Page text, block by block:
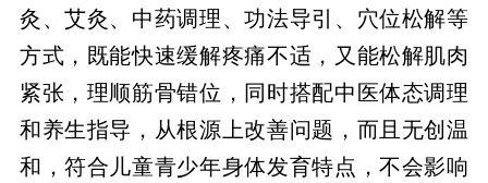
灸、艾灸、中药调理、功法导引、穴位松解等
方式，既能快速缓解疼痛不适，又能松解肌肉
紧张，理顺筋骨错位，同时搭配中医体态调理
和养生指导，从根源上改善问题，而且无创温
和，符合儿童青少年身体发育特点，不会影响